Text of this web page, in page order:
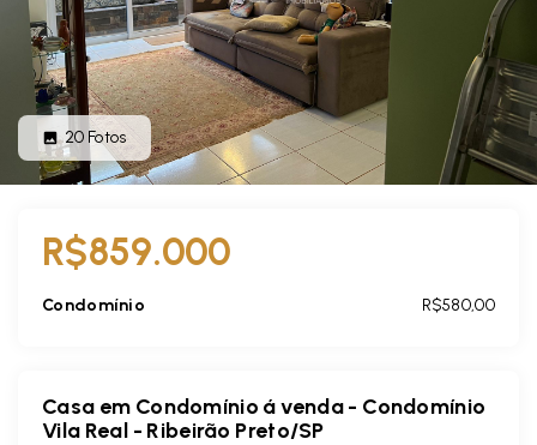
20 Fotos
R$859.000
Condomínio R$580,00
Casa em Condomínio á venda - Condomínio
Vila Real - Ribeirão Preto/SP